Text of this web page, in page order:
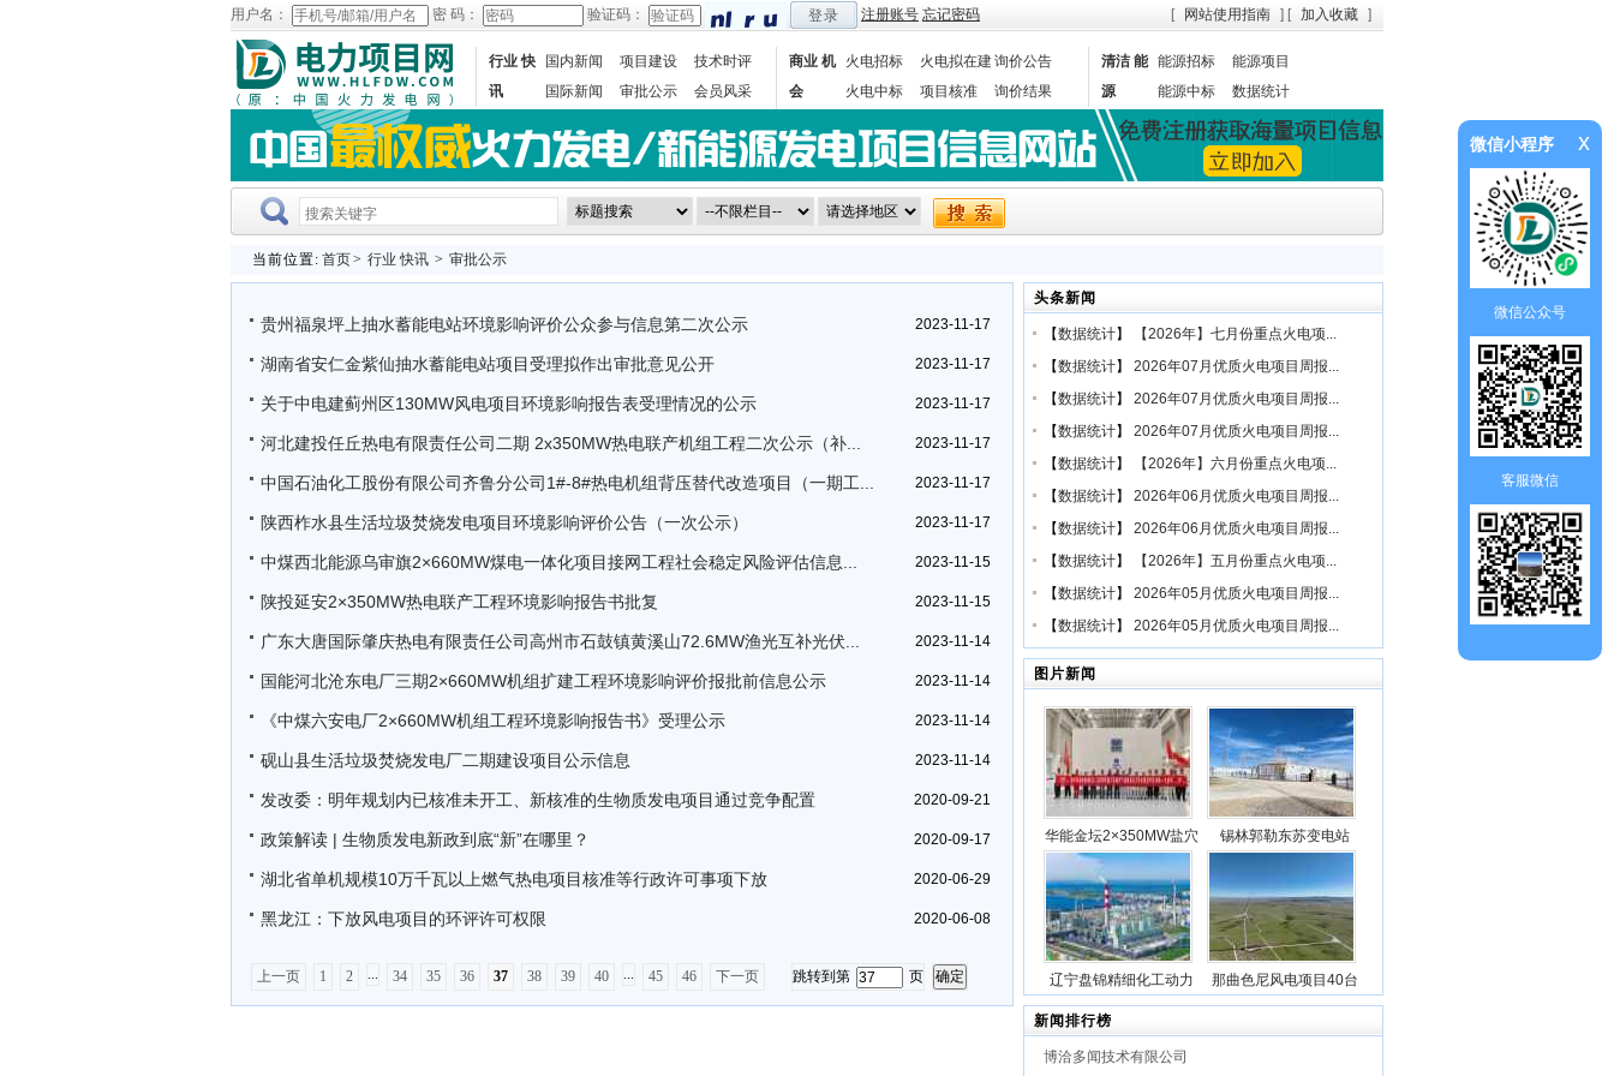
用户名： 密 码： 验证码： 登录 注册账号 忘记密码 [ 网站使用指南 ] [ 加入收藏 ]
行业 快
讯
国内新闻 项目建设
技术时评
国际新闻
审批公示 会员风采
商业 机
会
火电招标 火电拟在建询价公告
火电中标
项目核准
询价结果
清洁 能
源
能源招标
能源项目
能源中标
数据统计
当前位置: 首页> 行业 快讯 > 审批公示
2023-11-17
贵州福泉坪上抽水蓄能电站环境影响评价公众参与信息第二次公示
2023-11-17
湖南省安仁金紫仙抽水蓄能电站项目受理拟作出审批意见公开
2023-11-17
关于中电建蓟州区130MW风电项目环境影响报告表受理情况的公示
2023-11-17
河北建投任丘热电有限责任公司二期 2x350MW热电联产机组工程二次公示（补...
2023-11-17
中国石油化工股份有限公司齐鲁分公司1#-8#热电机组背压替代改造项目（一期工...
2023-11-17
陕西柞水县生活垃圾焚烧发电项目环境影响评价公告（一次公示）
2023-11-15
中煤西北能源乌审旗2×660MW煤电一体化项目接网工程社会稳定风险评估信息...
2023-11-15
陕投延安2×350MW热电联产工程环境影响报告书批复
2023-11-14
广东大唐国际肇庆热电有限责任公司高州市石鼓镇黄溪山72.6MW渔光互补光伏...
2023-11-14
国能河北沧东电厂三期2×660MW机组扩建工程环境影响评价报批前信息公示
2023-11-14
《中煤六安电厂2×660MW机组工程环境影响报告书》受理公示
2023-11-14
砚山县生活垃圾焚烧发电厂二期建设项目公示信息
2020-09-21
发改委：明年规划内已核准未开工、新核准的生物质发电项目通过竞争配置
2020-09-17
政策解读 | 生物质发电新政到底“新”在哪里？
2020-06-29
湖北省单机规模10万千瓦以上燃气热电项目核准等行政许可事项下放
2020-06-08
黑龙江：下放风电项目的环评许可权限
上一页 1 2 ... 34 35 36 37 38 39 40 ... 45 46 下一页 跳转到第 页
头条新闻
【数据统计】
【2026年】七月份重点火电项...
【数据统计】 2026年07月优质火电项目周报...
【数据统计】 2026年07月优质火电项目周报...
【数据统计】 2026年07月优质火电项目周报...
【数据统计】
【2026年】六月份重点火电项...
【数据统计】 2026年06月优质火电项目周报...
【数据统计】 2026年06月优质火电项目周报...
【数据统计】
【2026年】五月份重点火电项...
【数据统计】 2026年05月优质火电项目周报...
【数据统计】 2026年05月优质火电项目周报...
图片新闻
华能金坛2×350MW盐穴
压缩空气储能发电项目2
号机组透平机冲转一次
成功
锡林郭勒东苏变电站
动100万千瓦/400万千瓦
时电源侧储能电站成功
并网
辽宁盘锦精细化工动力
站项目5台锅炉全部点火
成功
那曲色尼风电项目40台
新闻排行榜
博洽多闻技术有限公司
微信小程序 x
微信公众号
客服微信